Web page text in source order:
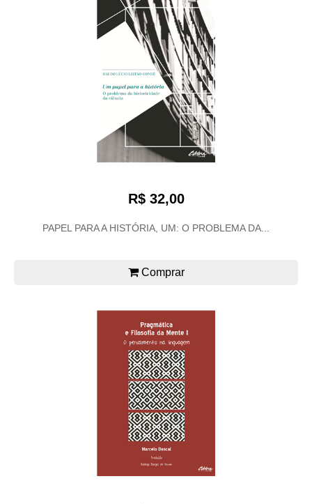
R$ 32,00
PAPEL PARA A HISTÓRIA, UM: O PROBLEMA DA...
Comprar